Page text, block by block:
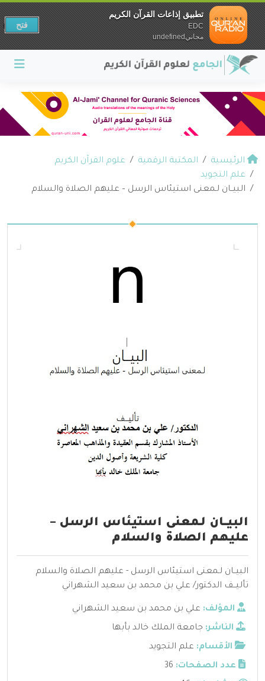
الرئيسية المكتبة الرقمية
علوم القرآن الكريم
علم التجويد
البيــان لـمعنى استيئاس الرسل – عليهم الصلاة والسلام
البيــان لـمعنى استيئاس الرسل –
عليهم الصلاة والسلام
البيــان لـمعنى استيئاس الرسل - عليهم الصلاة والسلام
تأليــف الدكتور/ علي بن محمد بن سعيد الشهراني
المؤلف: علي بن محمد بن سعيد الشهراني
الناشر: جامعة الملك خالد بأبها
الأقسام: علم التجويد
عدد الصفحات: 36
تطبيق إذاعات القرآن الكريم
EDC
مجانيundefined
فتح